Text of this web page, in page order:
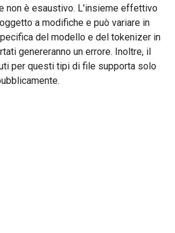
non è esaustivo. L'insieme effettivo
a modifiche e può variare in
del modello e del tokenizer in
genereranno un errore. Inoltre, il
per questi tipi di file supporta solo